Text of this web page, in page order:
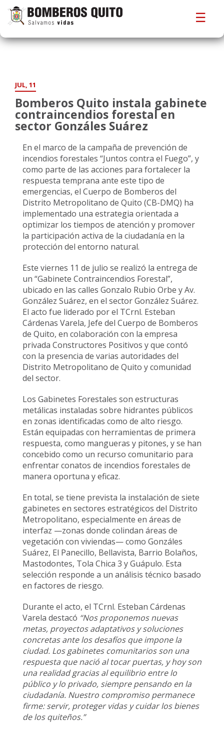
☰
JUL, 11
Bomberos Quito instala gabinete
contraincendios forestal en
sector Gonzáles Suárez
En el marco de la campaña de prevención de
incendios forestales “Juntos contra el Fuego”, y
como parte de las acciones para fortalecer la
respuesta temprana ante este tipo de
emergencias, el Cuerpo de Bomberos del
Distrito Metropolitano de Quito (CB-DMQ) ha
implementado una estrategia orientada a
optimizar los tiempos de atención y promover
la participación activa de la ciudadanía en la
protección del entorno natural.
Este viernes 11 de julio se realizó la entrega de
un “Gabinete Contraincendios Forestal”,
ubicado en las calles Gonzalo Rubio Orbe y Av.
González Suárez, en el sector González Suárez.
El acto fue liderado por el TCrnl. Esteban
Cárdenas Varela, Jefe del Cuerpo de Bomberos
de Quito, en colaboración con la empresa
privada Constructores Positivos y que contó
con la presencia de varias autoridades del
Distrito Metropolitano de Quito y comunidad
del sector.
Los Gabinetes Forestales son estructuras
metálicas instaladas sobre hidrantes públicos
en zonas identificadas como de alto riesgo.
Están equipadas con herramientas de primera
respuesta, como mangueras y pitones, y se han
concebido como un recurso comunitario para
enfrentar conatos de incendios forestales de
manera oportuna y eficaz.
En total, se tiene prevista la instalación de siete
gabinetes en sectores estratégicos del Distrito
Metropolitano, especialmente en áreas de
interfaz —zonas donde colindan áreas de
vegetación con viviendas— como Gonzáles
Suárez, El Panecillo, Bellavista, Barrio Bolaños,
Mastodontes, Tola Chica 3 y Guápulo. Esta
selección responde a un análisis técnico basado
en factores de riesgo.
Durante el acto, el TCrnl. Esteban Cárdenas
Varela destacó “Nos proponemos nuevas
metas, proyectos adaptativos y soluciones
concretas ante los desafíos que impone la
ciudad. Los gabinetes comunitarios son una
respuesta que nació al tocar puertas, y hoy son
una realidad gracias al equilibrio entre lo
público y lo privado, siempre pensando en la
ciudadanía. Nuestro compromiso permanece
firme: servir, proteger vidas y cuidar los bienes
de los quiteños.”